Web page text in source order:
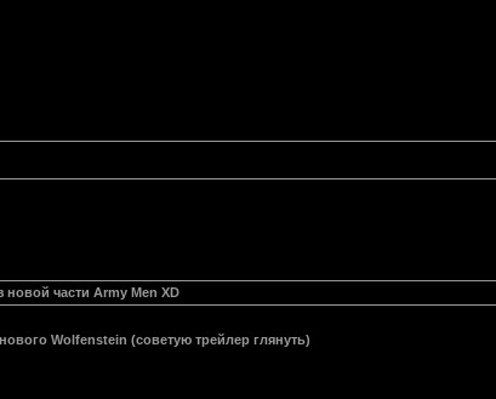
новой части Army Men XD
Wolfenstein (советую трейлер глянуть)